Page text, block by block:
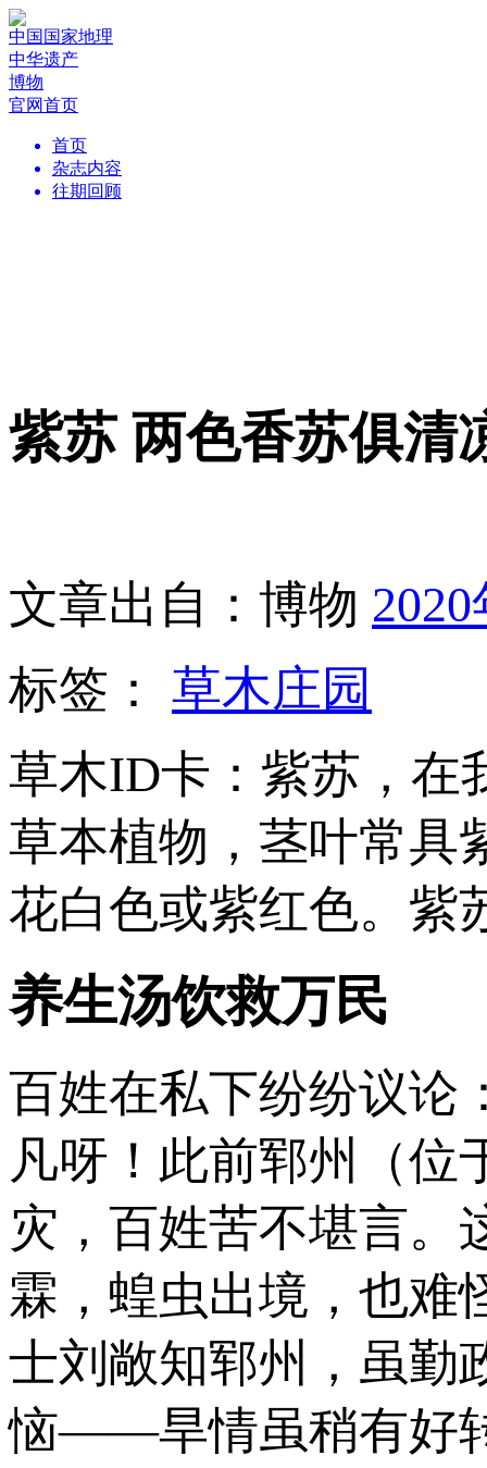
中国国家地理
中华遗产
博物
官网首页
首页
杂志内容
往期回顾
紫苏 两色香苏俱清
文章出自：博物
标签： 草木庄园
草木ID卡：紫苏，在
草本植物，茎叶常具
花白色或紫红色。紫
养生汤饮救万民
百姓在私下纷纷议论
凡呀！此前郓州（位
灾，百姓苦不堪言。
霖，蝗虫出境，也难
士刘敞知郓州，虽勤
恼——旱情虽稍有好